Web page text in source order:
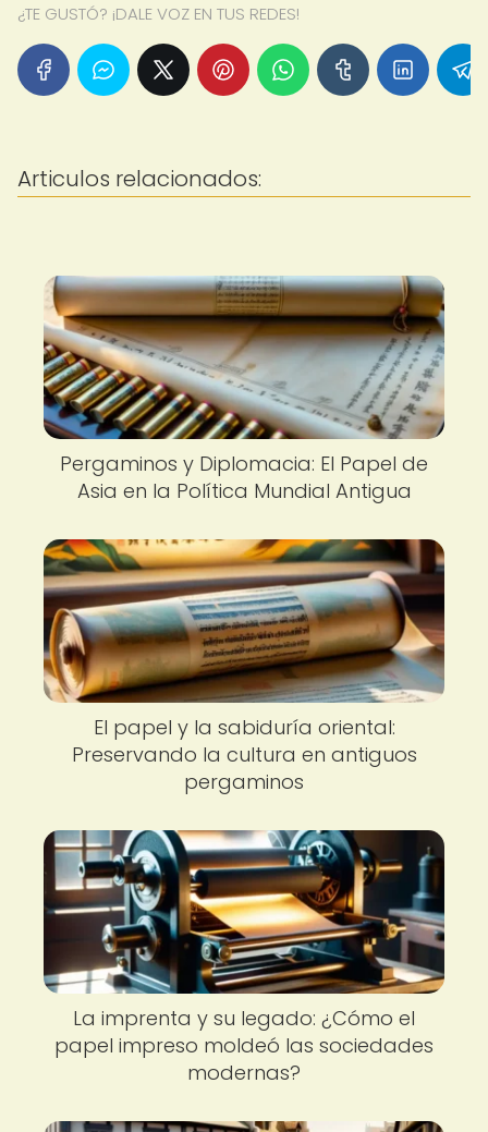
¿TE GUSTÓ? ¡DALE VOZ EN TUS REDES!
Articulos relacionados:
Pergaminos y Diplomacia: El Papel de
Asia en la Política Mundial Antigua
El papel y la sabiduría oriental:
Preservando la cultura en antiguos
pergaminos
La imprenta y su legado: ¿Cómo el
papel impreso moldeó las sociedades
modernas?